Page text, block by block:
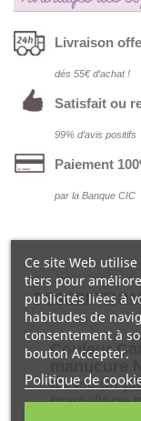
Livraison
dés 55€ d‘achat !
Satisfait ou
99% d‘avis positifs
Paiement
par la Banque CIC
Couleur
manucure
mlest un
maquillage
Ce site Web
tiers pour
publicités liées à
habitudes de
consentement à
bouton Accepter.
Politique de